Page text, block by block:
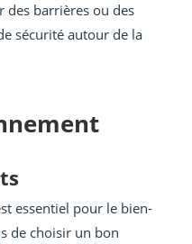
des barrières ou des
sécurité autour de la
essentiel pour le bien-
de choisir un bon